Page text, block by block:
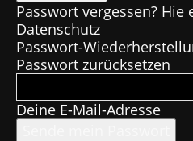
Passwort vergessen?
Datenschutz
Passwort-
Passwort zurücksetzen
Deine E-Mail-Adresse